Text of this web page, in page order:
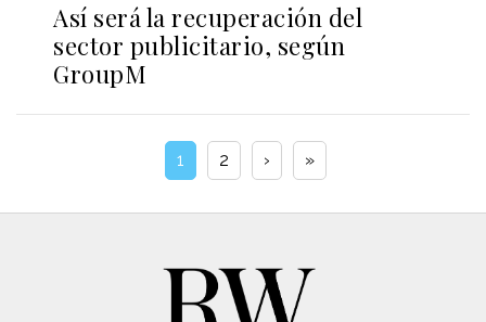
Así será la recuperación del
sector publicitario, según
GroupM
1 2 › »